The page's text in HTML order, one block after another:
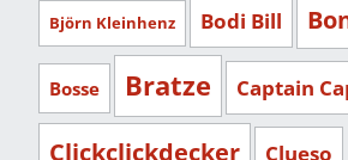
Björn Kleinhenz Bodi Bill
Bosse Bratze Captain
Clickclickdecker Clueso